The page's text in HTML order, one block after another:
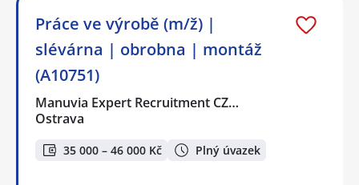
Práce ve výrobě (m/ž) |
slévárna | obrobna | montáž
(A10751)
Manuvia Expert Recruitment CZ…
Ostrava
35 000 – 46 000 Kč Plný úvazek